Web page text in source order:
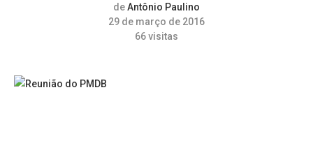
deAntônio Paulino
29 de março de 2016
66visitas